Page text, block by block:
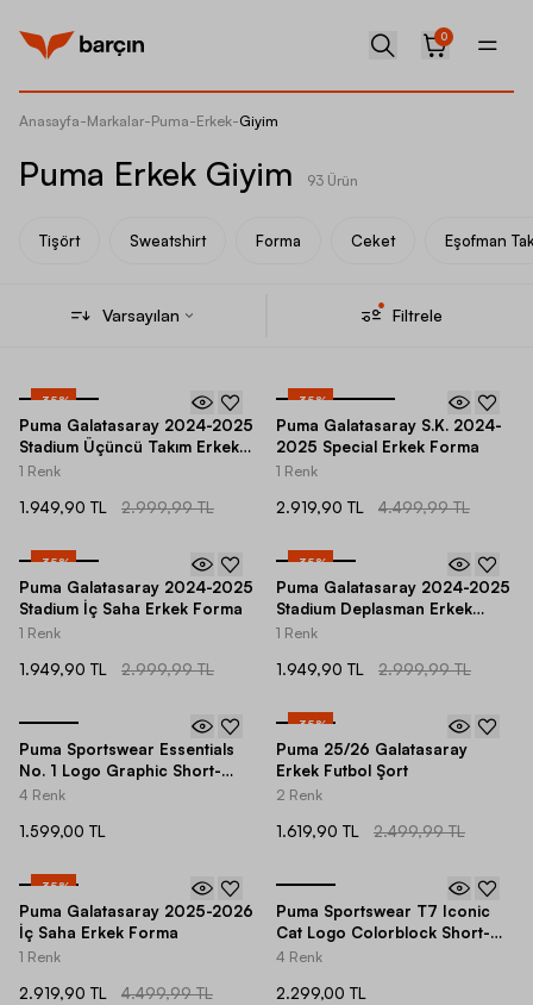
0
Anasayfa-Markalar-Puma-Erkek-Giyim
Puma Erkek Giyim 93 Ürün
Tişört Sweatshirt Forma Ceket Eşofman
Varsayılan Filtrele
-35%
Puma Galatasaray 2024-2025
Stadium Üçüncü Takım Erkek
Forma
1 Renk
1.949,90 TL 2.999,99 TL
-35%
Puma Galatasaray S.K. 2024-
2025 Special Erkek Forma
1 Renk
2.919,90 TL 4.499,99 TL
-35%
Puma Galatasaray 2024-2025
Stadium İç Saha Erkek Forma
1 Renk
1.949,90 TL 2.999,99 TL
-35%
Puma Galatasaray 2024-2025
Stadium Deplasman Erkek
Forma
1 Renk
1.949,90 TL 2.999,99 TL
Puma Sportswear Essentials
No. 1 Logo Graphic Short-
Sleeve Erkek Tişört
4 Renk
1.599,00 TL
-35%
Puma 25/26 Galatasaray
Erkek Futbol Şort
2 Renk
1.619,90 TL 2.499,99 TL
-35%
Puma Galatasaray 2025-2026
İç Saha Erkek Forma
1 Renk
2.919,90 TL 4.499,99 TL
Puma Sportswear T7 Iconic
Cat Logo Colorblock Short-
Sleeve Erkek Tişört
4 Renk
2.299,00 TL